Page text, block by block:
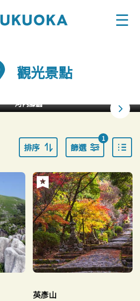
觀光景點
河內藤園
排序 篩選
1
英彥山